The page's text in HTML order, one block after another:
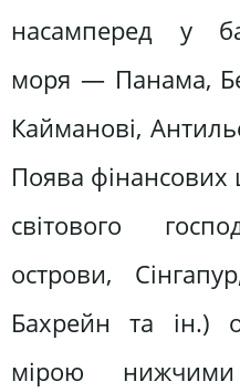
насамперед у
моря — Панама,
Кайманові,
Поява фінансових
світового
острови,
Бахрейн та ін.)
мірою